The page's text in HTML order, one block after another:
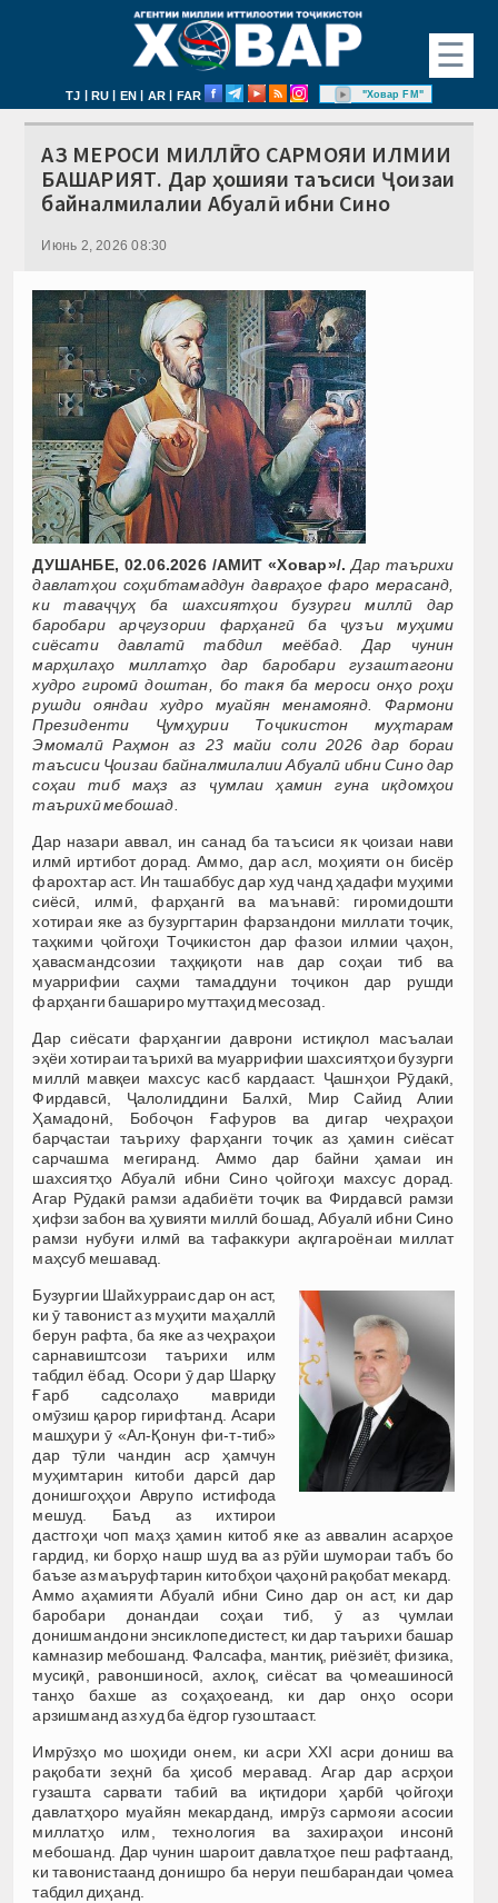
☰
TJ | RU | EN | AR | FAR "Ховар FM"
АЗ МЕРОСИ МИЛЛӢ ТО САРМОЯИ ИЛМИИ
БАШАРИЯТ. Дар ҳошияи таъсиси Ҷоизаи
байналмилалии Абуалӣ ибни Сино
Июнь 2, 2026 08:30
ДУШАНБЕ, 02.06.2026 /АМИТ «Ховар»/. Дар таърихи
давлатҳои соҳибтамаддун давраҳое фаро мерасанд,
ки таваҷҷуҳ ба шахсиятҳои бузурги миллӣ дар
баробари арҷгузории фарҳангӣ ба ҷузъи муҳими
сиёсати давлатӣ табдил меёбад. Дар чунин
марҳилаҳо миллатҳо дар баробари гузаштагони
худро гиромӣ доштан, бо такя ба мероси онҳо роҳи
рушди ояндаи худро муайян менамоянд. Фармони
Президенти Ҷумҳурии Тоҷикистон муҳтарам
Эмомалӣ Раҳмон аз 23 майи соли 2026 дар бораи
таъсиси Ҷоизаи байналмилалии Абуалӣ ибни Сино дар
соҳаи тиб маҳз аз ҷумлаи ҳамин гуна иқдомҳои
таърихӣ мебошад.
Дар назари аввал, ин санад ба таъсиси як ҷоизаи нави
илмӣ иртибот дорад. Аммо, дар асл, моҳияти он бисёр
фарохтар аст. Ин ташаббус дар худ чанд ҳадафи муҳими
сиёсӣ, илмӣ, фарҳангӣ ва маънавӣ: гиромидошти
хотираи яке аз бузургтарин фарзандони миллати тоҷик,
таҳкими ҷойгоҳи Тоҷикистон дар фазои илмии ҷаҳон,
ҳавасмандсозии таҳқиқоти нав дар соҳаи тиб ва
муаррифии саҳми тамаддуни тоҷикон дар рушди
фарҳанги башариро муттаҳид месозад.
Дар сиёсати фарҳангии даврони истиқлол масъалаи
эҳёи хотираи таърихӣ ва муаррифии шахсиятҳои бузурги
миллӣ мавқеи махсус касб кардааст. Ҷашнҳои Рӯдакӣ,
Фирдавсӣ, Ҷалолиддини Балхӣ, Мир Сайид Алии
Ҳамадонӣ, Бобоҷон Ғафуров ва дигар чеҳраҳои
барҷастаи таъриху фарҳанги тоҷик аз ҳамин сиёсат
сарчашма мегиранд. Аммо дар байни ҳамаи ин
шахсиятҳо Абуалӣ ибни Сино ҷойгоҳи махсус дорад.
Агар Рӯдакӣ рамзи адабиёти тоҷик ва Фирдавсӣ рамзи
ҳифзи забон ва ҳувияти миллӣ бошад, Абуалӣ ибни Сино
рамзи нубуғи илмӣ ва тафаккури ақлгароёнаи миллат
маҳсуб мешавад.
Бузургии Шайхурраис дар он аст,
ки ӯ тавонист аз муҳити маҳаллӣ
берун рафта, ба яке аз чеҳраҳои
сарнавиштсози таърихи илм
табдил ёбад. Осори ӯ дар Шарқу
Ғарб садсолаҳо мавриди
омӯзиш қарор гирифтанд. Асари
машҳури ӯ «Ал-Қонун фи-т-тиб»
дар тӯли чандин аср ҳамчун
муҳимтарин китоби дарсӣ дар
донишгоҳҳои Аврупо истифода
мешуд. Баъд аз ихтирои
дастгоҳи чоп маҳз ҳамин китоб яке аз аввалин асарҳое
гардид, ки борҳо нашр шуд ва аз рӯйи шумораи табъ бо
баъзе аз маъруфтарин китобҳои ҷаҳонӣ рақобат мекард.
Аммо аҳамияти Абуалӣ ибни Сино дар он аст, ки дар
баробари донандаи соҳаи тиб, ӯ аз ҷумлаи
донишмандони энсиклопедистест, ки дар таърихи башар
камназир мебошанд. Фалсафа, мантиқ, риёзиёт, физика,
мусиқӣ, равоншиносӣ, ахлоқ, сиёсат ва ҷомеашиносӣ
танҳо бахше аз соҳаҳоеанд, ки дар онҳо осори
арзишманд аз худ ба ёдгор гузоштааст.
Имрӯзҳо мо шоҳиди онем, ки асри XXI асри дониш ва
рақобати зеҳнӣ ба ҳисоб меравад. Агар дар асрҳои
гузашта сарвати табиӣ ва иқтидори ҳарбӣ ҷойгоҳи
давлатҳоро муайян мекарданд, имрӯз сармояи асосии
миллатҳо илм, технология ва захираҳои инсонӣ
мебошанд. Дар чунин шароит давлатҳое пеш рафтаанд,
ки тавонистаанд донишро ба неруи пешбарандаи ҷомеа
табдил диҳанд.